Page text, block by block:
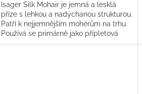
Isager Silk Mohair je jemná a lesklá
příze s lehkou a nadýchanou strukturou.
Patří k nejjemnějším mohérům na trhu.
Používá se primárně jako přípletová
příze, ale je krásná i...